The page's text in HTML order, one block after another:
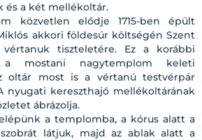
és a két mellékoltár.
közvetlen elődje 1715-ben épült
akkori földesúr költségén Szent
tiszteletére. Ez a korábbi
mostani nagytemplom keleti
oltár most is a vértanú testvérpár
nyugati kereszthajó mellékoltárának
ábrázolja.
a templomba, a kórus alatt a
szobrát látjuk, majd az ablak alatt a